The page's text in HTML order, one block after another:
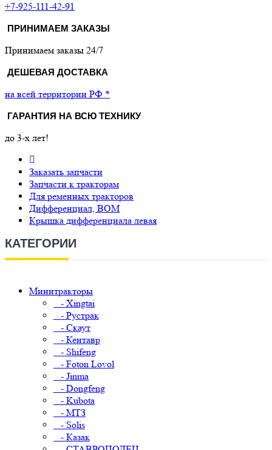
+7-925-111-42-91
ПРИНИМАЕМ ЗАКАЗЫ
Принимаем заказы 24/7
ДЕШЕВАЯ ДОСТАВКА
на всей территории РФ *
ГАРАНТИЯ НА ВСЮ ТЕХНИКУ
до 3-х лет!
Заказать запчасти
Запчасти к тракторам
Для ременных тракторов
Дифференциал, ВОМ
Крышка дифференциала левая
КАТЕГОРИИ
Минитракторы
- Xingtai
- Рустрак
- Скаут
- Кентавр
- Shifeng
- Foton Lovol
- Jinma
- Dongfeng
- Kubota
- МТЗ
- Solis
- Казак